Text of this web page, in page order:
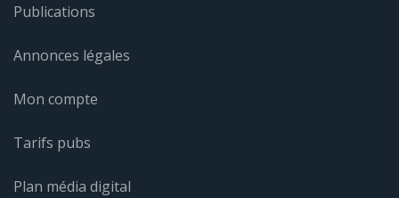
Publications
Annonces légales
Mon compte
Tarifs pubs
Plan média digital